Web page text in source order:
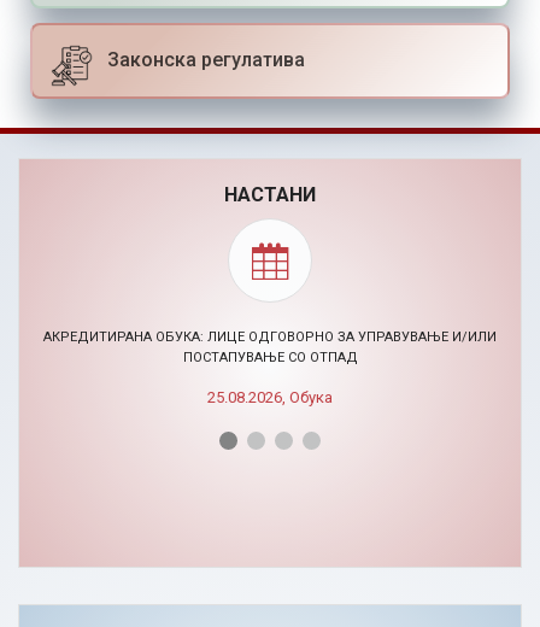
Законска регулатива
НАСТАНИ
BIZHACK AI МАРКЕТИНГ ХАКАТОН (24-26.11.2026)